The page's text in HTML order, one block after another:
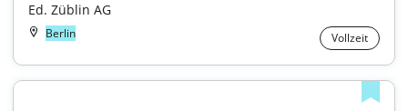
Ed. Züblin AG
Berlin Vollzeit